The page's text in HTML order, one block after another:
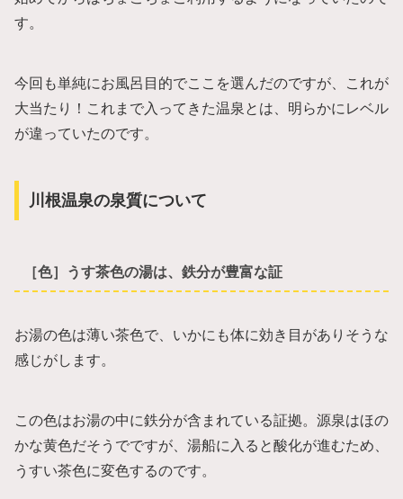
す。
今回も単純にお風呂目的でここを選んだのですが、これが
大当たり！これまで入ってきた温泉とは、明らかにレベル
が違っていたのです。
川根温泉の泉質について
［色］うす茶色の湯は、鉄分が豊富な証
お湯の色は薄い茶色で、いかにも体に効き目がありそうな
感じがします。
この色はお湯の中に鉄分が含まれている証拠。源泉はほの
かな黄色だそうでですが、湯船に入ると酸化が進むため、
うすい茶色に変色するのです。